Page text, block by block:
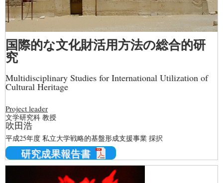
国際的な文化財活用方法の総合的研
究
Multidisciplinary Studies for International Utilization of
Cultural Heritage
Project leader
文学研究科 教授
吹田浩
平成25年度 私立大学戦略的基盤形成支援事業 採択
研究成果報告書